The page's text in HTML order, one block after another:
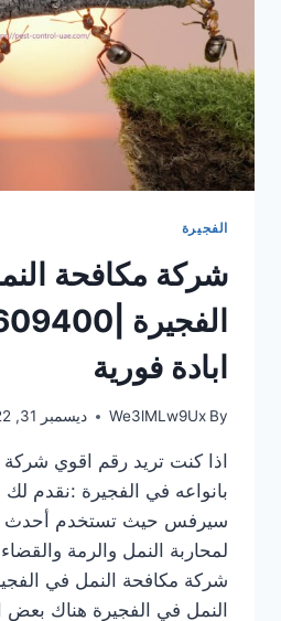
الفجيرة
شركة مكافحة
ابادة فورية
By
We3lMLw9Ux ديسمبر 31, 2022
اذا كنت تريد رقم اقوي شركة
بانواعه في الفجيرة :نقدم
سيرفس حيث تستخدم أحدث
لمحاربة النمل والرمة
شركة مكافحة النمل في
النمل في الفجيرة هناك بعض